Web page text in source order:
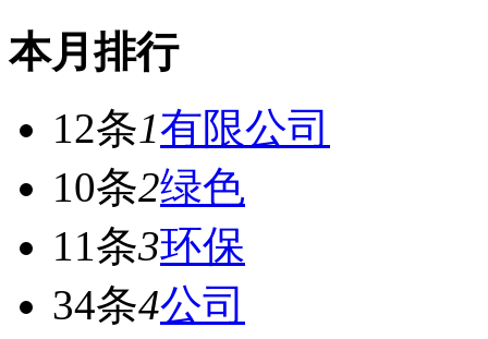
本月排行
12条1有限公司
10条2绿色
11条3环保
34条4公司